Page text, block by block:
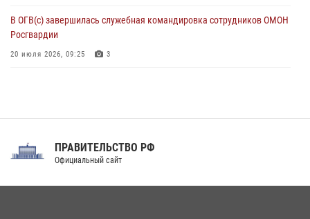
В ОГВ(с) завершилась служебная командировка сотрудников ОМОН
Росгвардии
20 июля 2026, 09:25 3
Праздник «Один день с Росгвардией» к 105-летию Центрального
ПРАВИТЕЛЬСТВО РФ
Официальный сайт